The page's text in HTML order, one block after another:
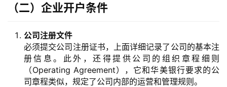
（二）企业开户条件
公司注册文件
必须提交公司注册证书，上面详细记录了公司的基本注
册信息。此外，还得提供公司的组织章程细则
（Operating Agreement），它和华美银行要求的公
司章程类似，规定了公司内部的运营和管理规则。